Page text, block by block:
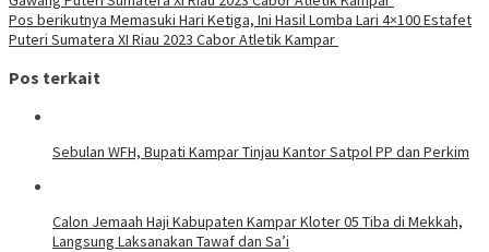
Pos berikutnya Memasuki Hari Ketiga, Ini Hasil Lomba Lari 4×100 Estafet
Puteri Sumatera XI Riau 2023 Cabor Atletik Kampar
Pos terkait
Sebulan WFH, Bupati Kampar Tinjau Kantor Satpol PP dan Perkim
Calon Jemaah Haji Kabupaten Kampar Kloter 05 Tiba di Mekkah,
Langsung Laksanakan Tawaf dan Sa’i